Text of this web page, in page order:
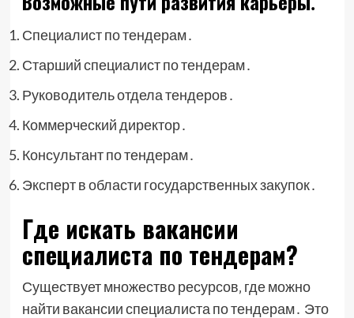
Специалист по тендерам․
Старший специалист по тендерам․
Руководитель отдела тендеров․
Коммерческий директор․
Консультант по тендерам․
Эксперт в области государственных закупок․
Где искать вакансии
специалиста по тендерам?
Существует множество ресурсов‚ где можно
найти вакансии специалиста по тендерам․ Это